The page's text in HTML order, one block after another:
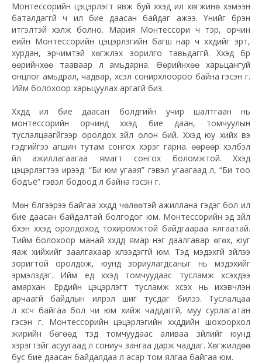
Монтессорийн цэцэрлэгт явж буй хүүхэд илүү хөгжинө хэмээн
баталдаггүй ч илүү бие даасан байдаг ажээ. Үүнийг бүрэн
итгэлтэй хэлж болно. Мария Монтессори ч тэр, орчин
үеийн Монтессорийн цэцэрлэгийн багш нар ч хүүхдийг эрт,
хурдан, эрчимтэй хөгжүүлэх зорилго тавьдаггүй. Хүүхэд бүр
өөрийнхөө тааваар л амьдарна. Өөрийнхөө харьцангуй
онцлог амьдрал, чадвар, хүсэл сонирхлоороо байна гэсэн үг.
Ийм болохоор харьцуулах аргагүй биз.
Хүүхдүүд илүү бие даасан болдгийн учир шалтгаан нь
монтессорийн орчинд хүүхэд бие даан, томчуулын
туслалцаагүйгээр оролдох зүйл олон бий. Хүүхэд юу хийх вэ
гэдгийгээ агшин тутам сонгох хэрэг гарна. өөрөөр хэлбэл
үйл ажиллагаагаа ямагт сонгох боломжтой. Хүүхэд
цэцэрлэгтээ ирээд: “Би юм угаая” гэвэл угаагаад л, “Би тоо
бодъё” гэвэл бодоод л байна гэсэн үг.
Мөн бүлгээрээ байгаа хүүхдүүд чөлөөтэй ажиллана гэдэг бол илүү
бие даасан байдалтай болгодог юм. Монтессорийн эд зүйл
бүхэн хүүхэд оролдоход тохиромжтой байдгаараа ялгаатай.
Тийм болохоор манай хүүхдүүд ямар нэг даалгавар өгөх, юуг
яаж хийхийг заалгахаар хүлээдэггүй юм. Тэд мэдэхгүй зүйлээ
зоригтой оролдож, юунд зориулагдсаныг нь мэдэхийг
эрмэлздэг. Ийм үед хүүхэд томчуудаас тусламж хүсэхдээ
амархан. Ердийн цэцэрлэгт тусламж хүсэх нь ихэвчлэн
арчаагүй байдлын илрэл шиг тусдаг билээ. Туслалцаа
л хүсч байгаа бол чи юм хийж чаддаггүй, муу сурлагатан
гэсэн үг. Монтессорийн цэцэрлэгийн хүүхдүүдийн шохоорхол
жирийн бөгөөд тэд томчуудаас аливаа зүйлийг юунд
хэрэгтэйг асуугаад л сониуч зангаа дарж чаддаг. Хөгжилдөө
бус бие даасан байдалдаа л асар том ялгаа байгаа юм.